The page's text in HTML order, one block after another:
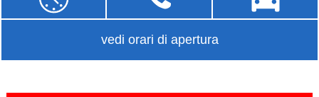
vedi orari di apertura